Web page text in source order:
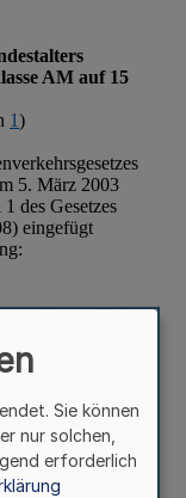
Sie können
nur solchen,
erforderlich